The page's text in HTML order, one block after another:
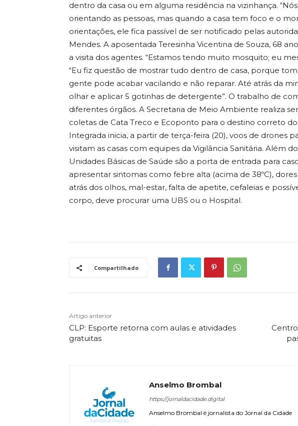
dentro da casa ou em alguma residência na vizinhança.
orientando as pessoas, mas quando a casa tem foco e o
orientações, ele fica passível de ser notificado pelas
Mendes. A aposentada Teresinha Vicentina de Souza, 68
a visita dos agentes. “Estamos tendo muito mosquito; eu
“Eu fiz questão de mostrar tudo dentro de casa, porque
gente pode acabar vacilando e não reparar. Até atrás da
olhar e aplicar 5 gotinhas de detergente”. O trabalho de
diferentes órgãos. A Secretaria de Meio Ambiente realiza
coletas de Cata Treco e Ecoponto para o destino correto
Integrada inicia, a partir de terça-feira (20), voos de drones
visitam as casas com equipes da Vigilância Sanitária. Além
Unidades Básicas de Saúde são a porta de entrada para
apresentar sintomas como febre alta (acima de 38ºC),
atrás dos olhos, mal-estar, falta de apetite, cefaleias e
corpo, deve procurar uma UBS ou o Hospital.
Compartilhado
Artigo anterior
CLP: Esporte retorna com aulas e atividades
gratuitas
Anselmo Brombal
https://jornaldacidade.digital
Anselmo Brombal é jornalista do Jornal da Cidade